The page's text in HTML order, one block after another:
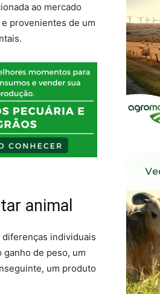
ao mercado
provenientes de um
animal
individuais
de peso, um
um produto